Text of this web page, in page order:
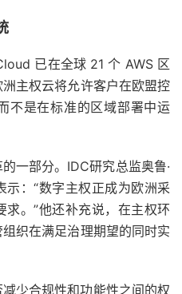
已在全球 21 个 AWS 区
主权云将允许客户在欧盟控
不是在标准的区域部署中运
一部分。IDC研究总监奥鲁·
：“数字主权正成为欧洲采
。”他还补充说，在主权环
织在满足治理期望的同时实
少合规性和功能性之间的权